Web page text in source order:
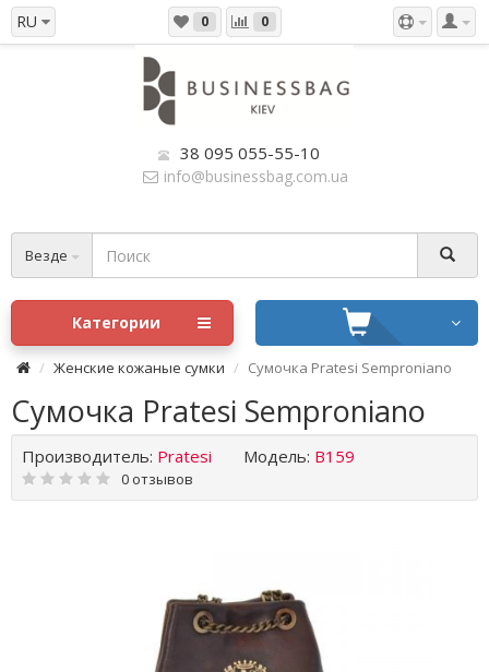
RU 0 0
38 095 055-55-10
info@businessbag.com.ua
Везде
Категории
Женские кожаные сумки Сумочка Pratesi Semproniano
Сумочка Pratesi Semproniano
Производитель: Pratesi Модель: B159
0 отзывов